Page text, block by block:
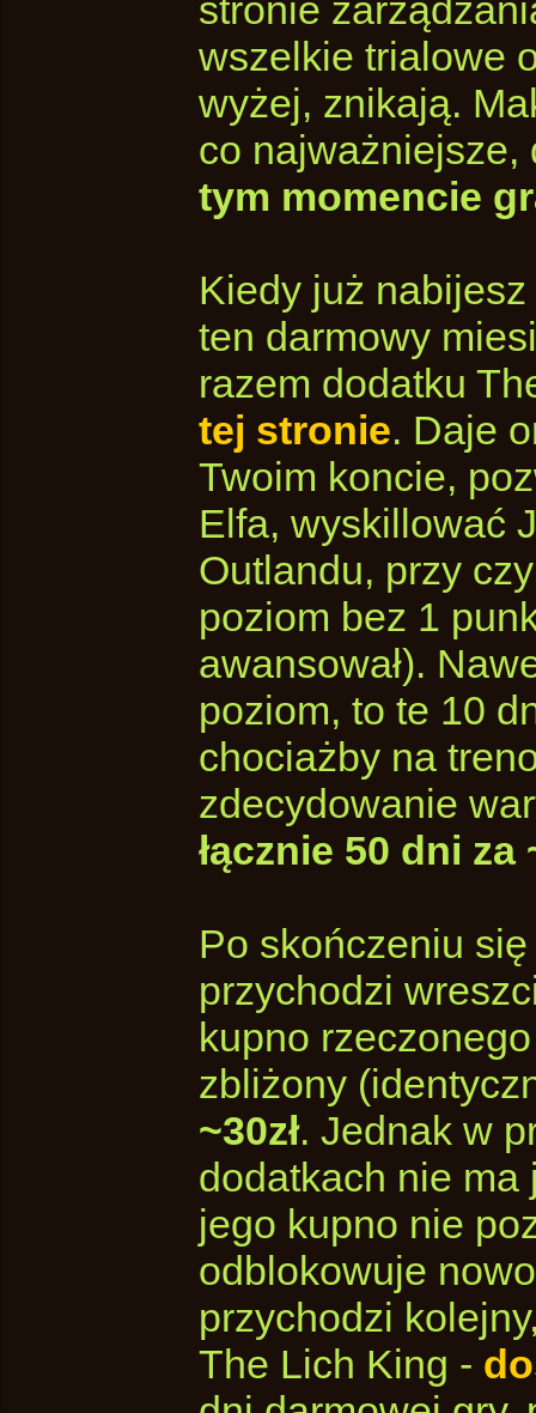
stronie
wszelkie trialowe
wyżej, znikają.
co
tym momencie
Kiedy już
ten darmowy
razem dodatku
tej stronie. Daje
Twoim koncie,
Elfa, wyskillować
Outlandu, przy
poziom bez 1
awansował).
poziom, to te 10
chociażby na
zdecydowanie
łącznie 50 dni za
Po skończeniu
przychodzi
kupno
zbliżony
~30zł. Jednak w
dodatkach nie ma
jego kupno nie
odblokowuje
przychodzi
The Lich King -